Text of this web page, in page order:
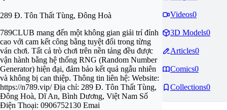
289 Đ. Tôn Thất Tùng, Đông Hoà
789CLUB mang đến một không gian giải trí đỉnh
cao với cam kết công bằng tuyệt đối trong từng
ván chơi. Tất cả trò chơi trên nền tảng đều được
vận hành bằng hệ thống RNG (Random Number
Generator) hiện đại, đảm bảo kết quả ngẫu nhiên
và không bị can thiệp. Thông tin liên hệ: Website:
https://n789.vip/ Địa chỉ: 289 Đ. Tôn Thất Tùng,
Đông Hoà, Dĩ An, Bình Dương, Việt Nam Số
Điện Thoại: 0906752130 Emai
Videos0
3D Models0
Articles0
Comics0
Collections0